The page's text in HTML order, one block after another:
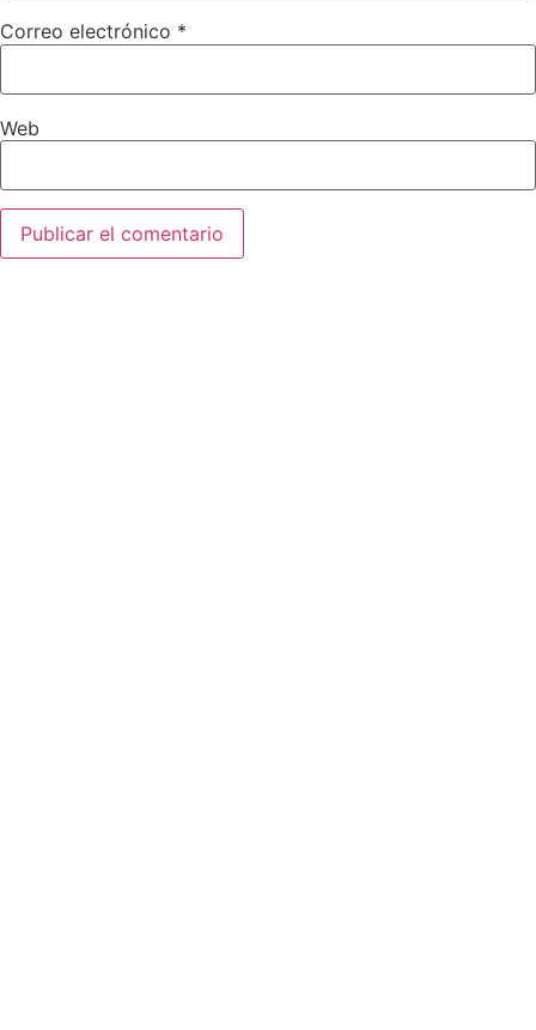
Correo electrónico *
Web